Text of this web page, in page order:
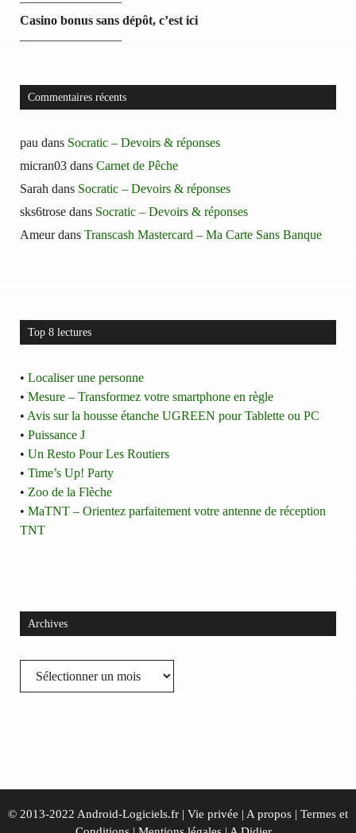
Casino bonus sans dépôt, c’est ici
————————
Commentaires récents
pau dans Socratic – Devoirs & réponses
micran03 dans Carnet de Pêche
Sarah dans Socratic – Devoirs & réponses
sks6trose dans Socratic – Devoirs & réponses
Ameurdans Transcash Mastercard – Ma Carte Sans Banque
Top 8 lectures
• Localiser une personne
• Mesure – Transformez votre smartphone en règle
• Avis sur la housse étanche UGREEN pour Tablette ou PC
• Puissance J
• Un Resto Pour Les Routiers
• Time’s Up! Party
• Zoo de la Flèche
• MaTNT – Orientez parfaitement votre antenne de réception
TNT
Archives
Archives
© 2013-2022 Android-Logiciels.fr | Vie privée | A propos | Termes et